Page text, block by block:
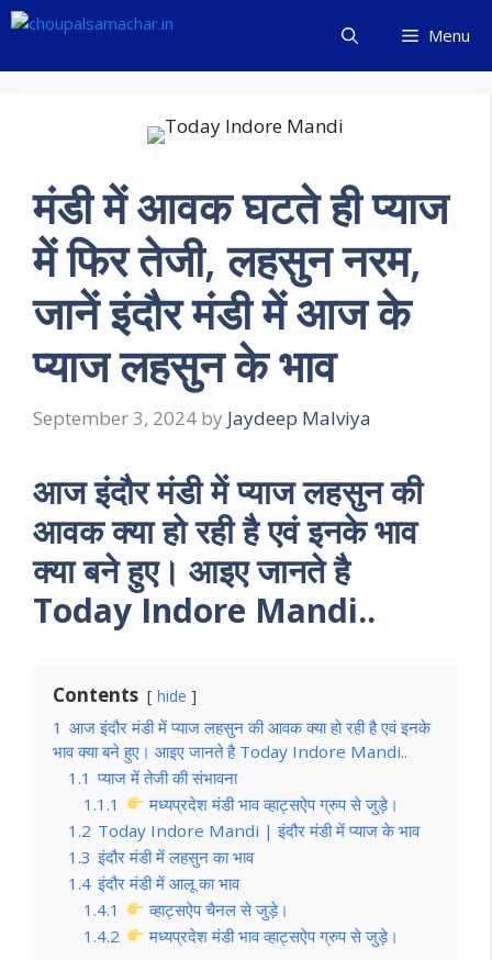
Skip
content
Menu
मंडी में आवक घटते ही प्याज
में फिर तेजी, लहसुन नरम,
जानें इंदौर मंडी में आज के
प्याज लहसुन के भाव
September 3, 2024 by Jaydeep Malviya
आज इंदौर मंडी में प्याज लहसुन की
आवक क्या हो रही है एवं इनके भाव
क्या बने हुए। आइए जानते है
Today Indore Mandi..
Contents hide
1 आज इंदौर मंडी में प्याज लहसुन की आवक क्या हो रही है एवं इनके
भाव क्या बने हुए। आइए जानते है Today Indore Mandi..
1.1 प्याज में तेजी की संभावना
1.1.1
मध्यप्रदेश मंडी भाव व्हाट्सऐप ग्रुप से जुड़े।
1.2 Today Indore Mandi | इंदौर मंडी में प्याज के भाव
1.3 इंदौर मंडी में लहसुन का भाव
1.4 इंदौर मंडी में आलू का भाव
1.4.1
व्हाट्सऐप चैनल से जुड़े।
1.4.2
मध्यप्रदेश मंडी भाव व्हाट्सऐप ग्रुप से जुड़े।